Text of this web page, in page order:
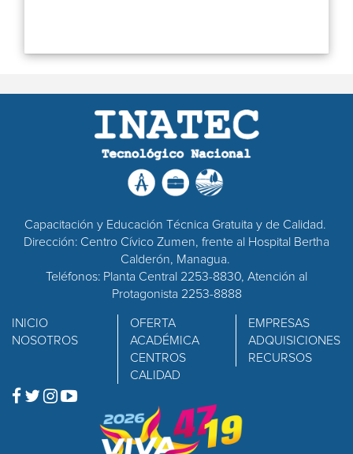
Capacitación y Educación Técnica Gratuita y de Calidad.
Dirección: Centro Cívico Zumen, frente al Hospital Bertha
Calderón, Managua.
Teléfonos: Planta Central 2253-8830, Atención al
Protagonista 2253-8888
INICIO
NOSOTROS
OFERTA
ACADÉMICA
CENTROS
CALIDAD
EMPRESAS
ADQUISICIONES
RECURSOS